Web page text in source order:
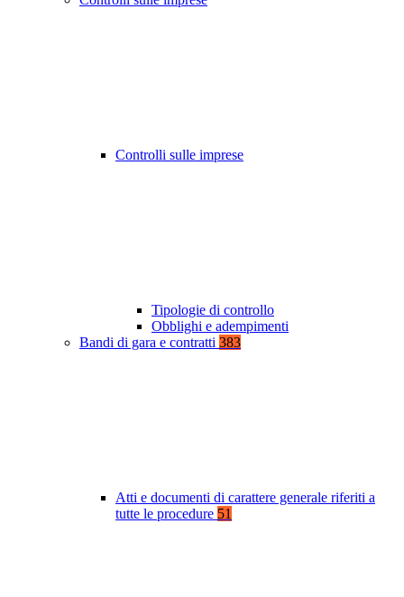
Controlli sulle imprese
Tipologie di controllo
Obblighi e adempimenti
Bandi di gara e contratti 383
Atti e documenti di carattere generale riferiti a
tutte le procedure 51